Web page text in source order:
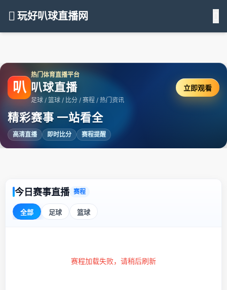
玩好叭球直播网
叭
热门体育直播平台
叭球直播
足球 / 篮球 / 比分 / 赛程 / 热门资讯
精彩赛事 一站看全
高清直播 即时比分 赛程提醒
立即观看